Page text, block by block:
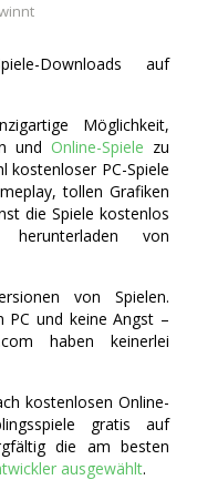
Downloads auf
Möglichkeit,
und Online-Spiele zu
kostenloser PC-Spiele
tollen Grafiken
die Spiele kostenlos
von
von Spielen.
PC und keine Angst –
haben keinerlei
kostenlosen Online-
gratis auf
die am besten
ausgewählt.